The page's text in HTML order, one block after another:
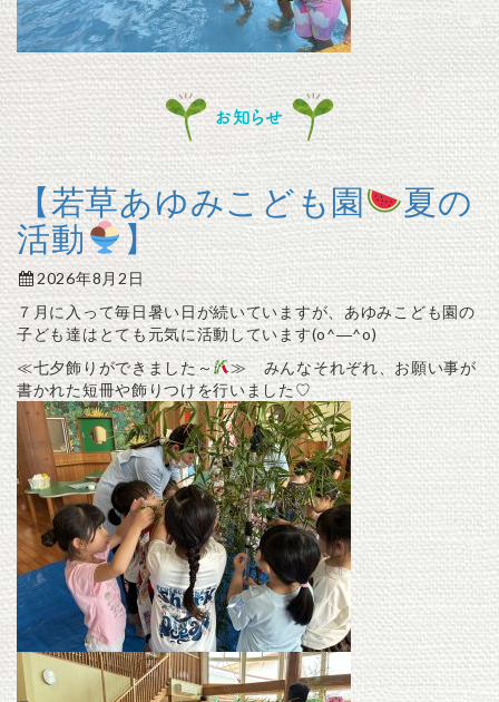
お知らせ
【若草あゆみこども園
夏の
活動
】
2026年8月2日
７月に入って毎日暑い日が続いていますが、あゆみこども園の
子ども達はとても元気に活動しています(o^―^o)
≪七夕飾りができました～
≫ みんなそれぞれ、お願い事が
書かれた短冊や飾りつけを行いました♡